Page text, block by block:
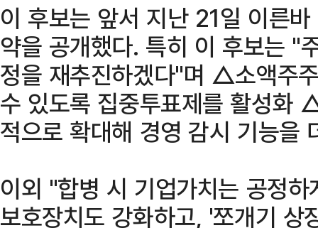
이 후보는 앞서 지난 21일 이른
약을 공개했다. 특히 이 후보는 "
정을 재추진하겠다"며 △소액주
수 있도록 집중투표제를 활성화
적으로 확대해 경영 감시 기능을
이외 "합병 시 기업가치는 공정
보호장치도 강화하고, '쪼개기 상